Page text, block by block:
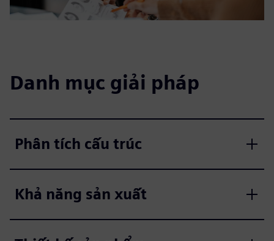
Danh mục giải pháp
Phân tích cấu trúc
Khả năng sản xuất